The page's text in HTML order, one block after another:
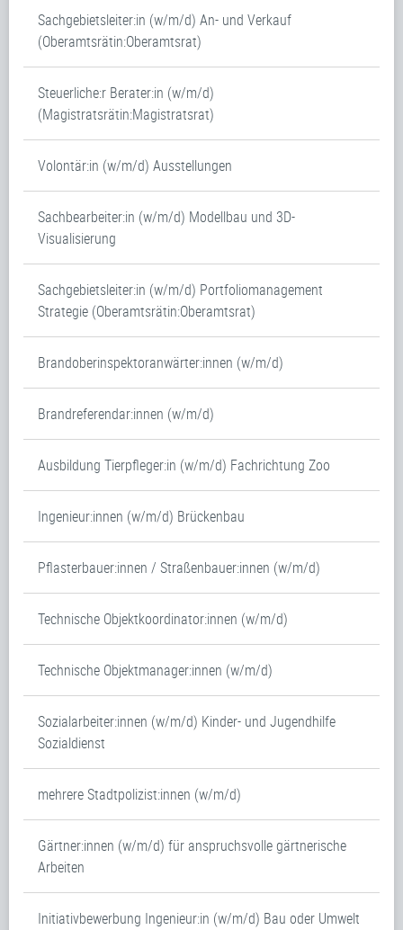
Sachgebietsleiter:in (w/m/d) An- und Verkauf
(Oberamtsrätin:Oberamtsrat)
Steuerliche:r Berater:in (w/m/d)
(Magistratsrätin:Magistratsrat)
Volontär:in (w/m/d) Ausstellungen
Sachbearbeiter:in (w/m/d) Modellbau und 3D-
Visualisierung
Sachgebietsleiter:in (w/m/d) Portfoliomanagement
Strategie (Oberamtsrätin:Oberamtsrat)
Brandoberinspektoranwärter:innen (w/m/d)
Brandreferendar:innen (w/m/d)
Ausbildung Tierpfleger:in (w/m/d) Fachrichtung Zoo
Ingenieur:innen (w/m/d) Brückenbau
Pflasterbauer:innen / Straßenbauer:innen (w/m/d)
Technische Objektkoordinator:innen (w/m/d)
Technische Objektmanager:innen (w/m/d)
Sozialarbeiter:innen (w/m/d) Kinder- und Jugendhilfe
Sozialdienst
mehrere Stadtpolizist:innen (w/m/d)
Gärtner:innen (w/m/d) für anspruchsvolle gärtnerische
Arbeiten
Initiativbewerbung Ingenieur:in (w/m/d) Bau oder Umwelt